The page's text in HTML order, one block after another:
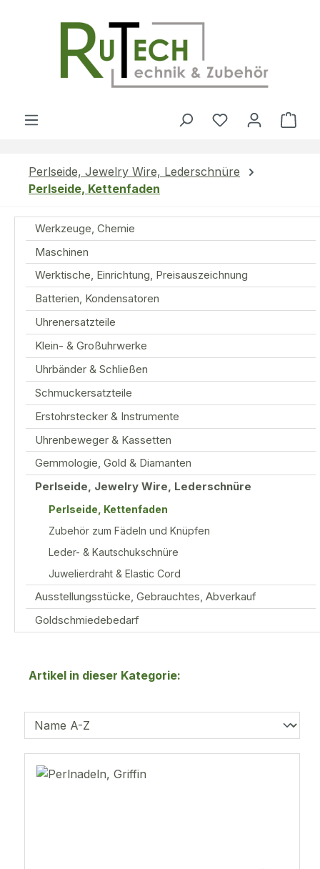
Du hast 0
Perlseide, Jewelry Wire, Lederschnüre
Perlseide, Kettenfaden
Werkzeuge, Chemie
Maschinen
Werktische, Einrichtung, Preisauszeichnung
Batterien, Kondensatoren
Uhrenersatzteile
Klein- & Großuhrwerke
Uhrbänder & Schließen
Schmuckersatzteile
Erstohrstecker & Instrumente
Uhrenbeweger & Kassetten
Gemmologie, Gold & Diamanten
Perlseide, Jewelry Wire, Lederschnüre
Perlseide, Kettenfaden
Zubehör zum Fädeln und Knüpfen
Leder- & Kautschukschnüre
Juwelierdraht & Elastic Cord
Ausstellungsstücke, Gebrauchtes, Abverkauf
Goldschmiedebedarf
Artikel in dieser Kategorie: